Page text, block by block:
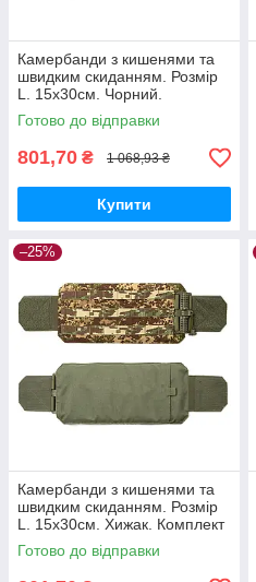
Камербанди з кишенями та
швидким скиданням. Розмір
L. 15х30см. Чорний.
Комплект из 2 шт.
Готово до відправки
801,70 ₴ 1 068,93 ₴
Купити
–25%
Камербанди з кишенями та
швидким скиданням. Розмір
L. 15х30см. Хижак. Комплект
из 2 шт.
Готово до відправки